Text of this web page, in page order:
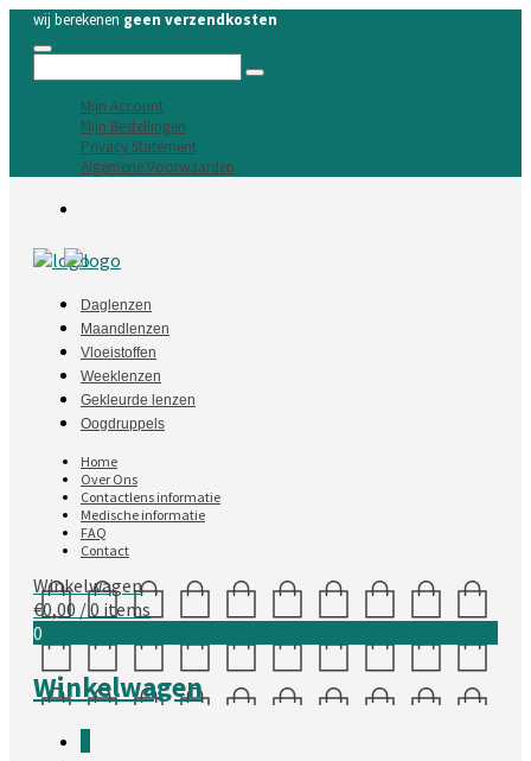
wij berekenen geen verzendkosten
Mijn Account
Mijn Bestellingen
Privacy Statement
Algemene Voorwaarden
Daglenzen
Maandlenzen
Vloeistoffen
Weeklenzen
Gekleurde lenzen
Oogdruppels
Home
Over Ons
Contactlens informatie
Medische informatie
FAQ
Contact
Winkelwagen
€0,00 / 0 items
0
Winkelwagen